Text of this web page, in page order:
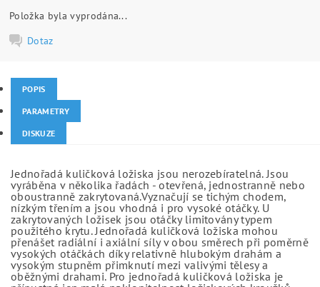
Položka byla vyprodána...
Dotaz
POPIS
PARAMETRY
DISKUZE
Jednořadá kuličková ložiska jsou nerozebíratelná. Jsou
vyráběna v několika řadách - otevřená, jednostranně nebo
oboustranně zakrytovaná.Vyznačují se tichým chodem,
nízkým třením a jsou vhodná i pro vysoké otáčky. U
zakrytovaných ložisek jsou otáčky limitovány typem
použitého krytu. Jednořadá kuličková ložiska mohou
přenášet radiální i axiální síly v obou směrech při poměrně
vysokých otáčkách díky relativně hlubokým drahám a
vysokým stupněm přimknutí mezi valivými tělesy a
oběžnými drahami. Pro jednořadá kuličková ložiska je